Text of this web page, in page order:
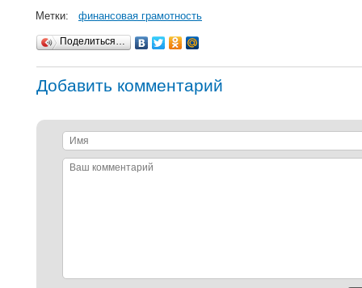
Метки: финансовая грамотность
Поделиться…
Добавить комментарий
Имя
Ваш